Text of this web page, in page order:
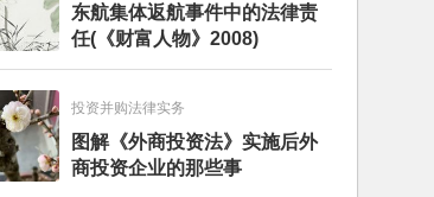
东航集体返航事件中的法律责
任(《财富人物》2008)
投资并购法律实务
图解《外商投资法》实施后外
商投资企业的那些事